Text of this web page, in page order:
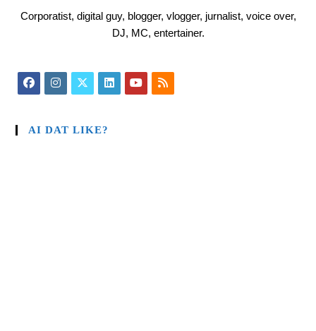
Corporatist, digital guy, blogger, vlogger, jurnalist, voice over,
DJ, MC, entertainer.
AI DAT LIKE?